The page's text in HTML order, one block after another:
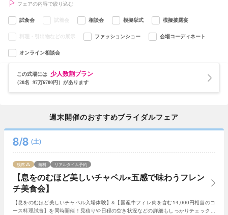
フェアの内容で絞り込む
試食会 試着会 相談会 模擬挙式 模擬披露宴
料理・引出物などの展示 ファッションショー 会場コーディネート
オンライン相談会
この式場には 少人数割プラン
（20名 97万6700円）があります
週末開催のおすすめブライダルフェア
8/8 (土)
【息をのむほど美しいチャペル×五感で味わうフレン
チ美食会】
残席 無料 リアルタイム予約
【息をのむほど美しいチャペル入場体験】&【国産牛フィレ肉を含む14,000円相当のコ
ース料理試食】を同時開催！見積りや日程の空き状況などの詳細もしっかりチェックで